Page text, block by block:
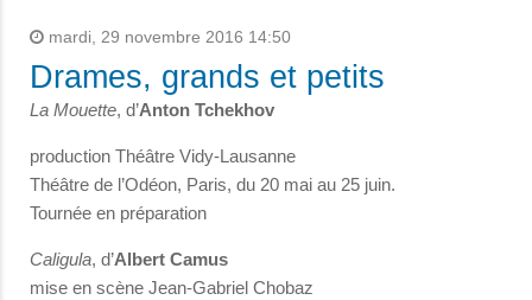
mardi, 29 novembre 2016 14:50
Drames, grands et petits
La Mouette, d’Anton Tchekhov
production Théâtre Vidy-Lausanne
Théâtre de l’Odéon, Paris, du 20 mai au 25 juin.
Tournée en préparation
Caligula, d’Albert Camus
mise en scène Jean-Gabriel Chobaz